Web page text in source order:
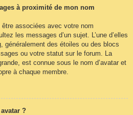
à proximité de mon nom
être associées avec votre nom
les messages d’un sujet. L’une d’elles
généralement des étoiles ou des blocs
ou votre statut sur le forum. La
est connue sous le nom d’avatar et
à chaque membre.
?